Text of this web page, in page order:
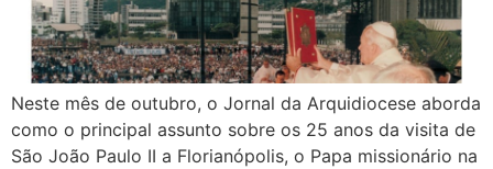
Neste mês de outubro, o Jornal da Arquidiocese aborda
como o principal assunto sobre os 25 anos da visita de
São João Paulo II a Florianópolis, o Papa missionário na